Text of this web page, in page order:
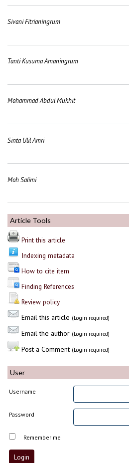
Sivani Fitrianingrum
Tanti Kusuma Amaningrum
Mohammad Abdul Mukhit
Sinta Ulil Amri
Moh Salimi
Article Tools
Print this article
Indexing metadata
How to cite item
Finding References
Review policy
Email this article (Login required)
Email the author (Login required)
Post a Comment (Login required)
User
Username
Password
Remember me